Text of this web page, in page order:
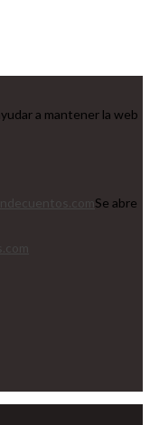
a mantener la web
Se abre